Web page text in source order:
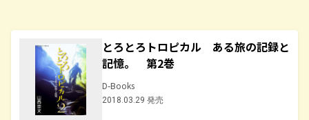
とろとろトロピカル ある旅の記録と
記憶。 第2巻
D-Books
2018.03.29 発売